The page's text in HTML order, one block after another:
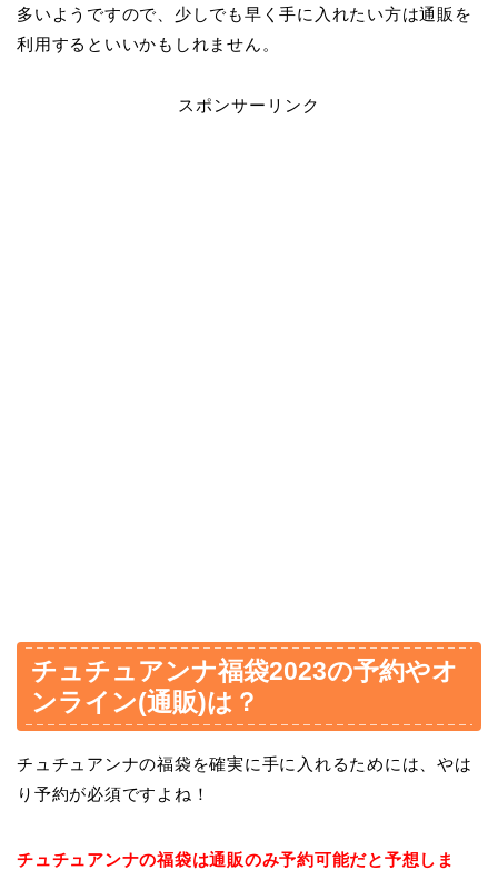
多いようですので、少しでも早く手に入れたい方は通販を
利用するといいかもしれません。
スポンサーリンク
チュチュアンナ福袋2023の予約やオ
ンライン(通販)は？
チュチュアンナの福袋を確実に手に入れるためには、やは
り予約が必須ですよね！
チュチュアンナの福袋は通販のみ予約可能だと予想しま